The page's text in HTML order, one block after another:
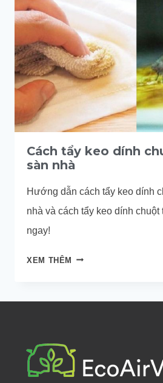
TAY
NHANH
CHÓNG
Cách tẩy keo dính
sàn nhà
Hướng dẫn cách tẩy keo dính
nhà và cách tẩy keo dính chuột
ngay!
XEM THÊM CÁCH
DÍNH
TRÊN
SÀN
NHÀ